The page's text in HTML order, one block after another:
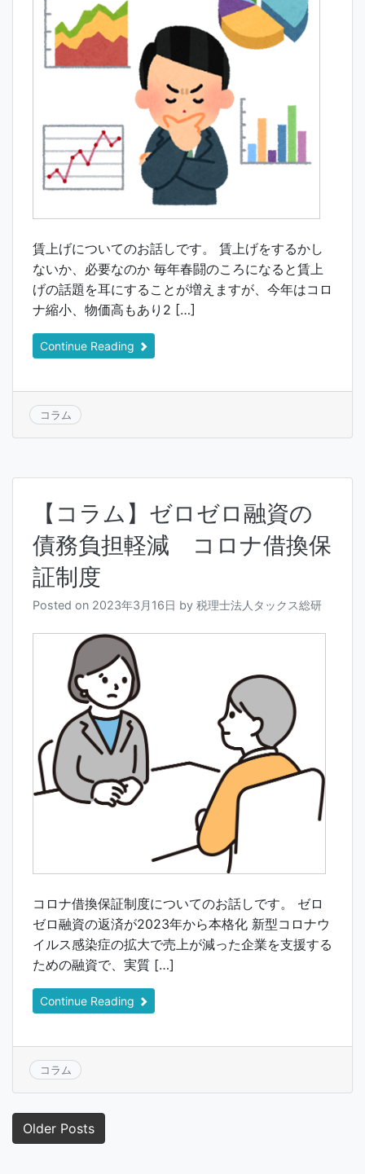
賃上げについてのお話しです。 賃上げをするかし
ないか、必要なのか 毎年春闘のころになると賃上
げの話題を耳にすることが増えますが、今年はコロ
ナ縮小、物価高もあり2 […]
Continue Reading
コラム
【コラム】ゼロゼロ融資の
債務負担軽減 コロナ借換保
証制度
Posted on 2023年3月16日 by 税理士法人タックス総研
コロナ借換保証制度についてのお話しです。 ゼロ
ゼロ融資の返済が2023年から本格化 新型コロナウ
イルス感染症の拡大で売上が減った企業を支援する
ための融資で、実質 […]
Continue Reading
コラム
投
稿
Older Posts